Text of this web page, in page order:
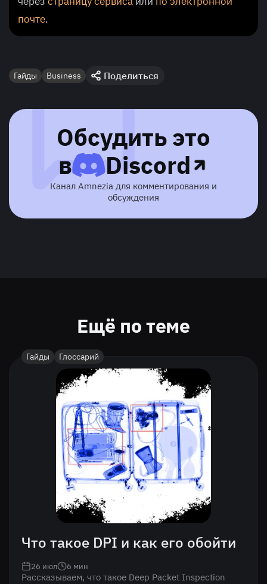
почте.
Гайды Business Поделиться
Обсудить это
в
Discord
Канал Amnezia для комментирования и
обсуждения
Ещё по теме
Гайды Глоссарий
Что такое DPI и как его обойти
Рассказываем, что такое Deep Packet Inspection
26 июл 6 мин